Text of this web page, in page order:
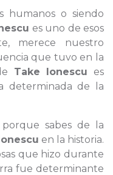
humanos o siendo
es uno de esos
merece nuestro
que tuvo en la
Take Ionescu es
determinada de la
sabes de la
en la historia.
que hizo durante
fue determinante